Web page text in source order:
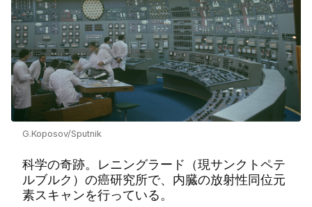
G.Koposov/Sputnik
科学の奇跡。レニングラード（現サンクトペテ
ルブルク）の癌研究所で、内臓の放射性同位元
素スキャンを行っている。